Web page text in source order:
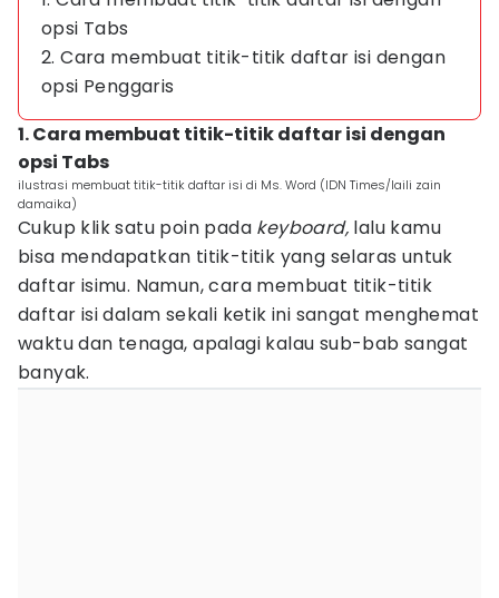
opsi Tabs
2. Cara membuat titik-titik daftar isi dengan
opsi Penggaris
1. Cara membuat titik-titik daftar isi dengan
opsi Tabs
ilustrasi membuat titik-titik daftar isi di Ms. Word (IDN Times/laili zain
damaika)
Cukup klik satu poin pada keyboard, lalu kamu
bisa mendapatkan titik-titik yang selaras untuk
daftar isimu. Namun, cara membuat titik-titik
daftar isi dalam sekali ketik ini sangat menghemat
waktu dan tenaga, apalagi kalau sub-bab sangat
banyak.